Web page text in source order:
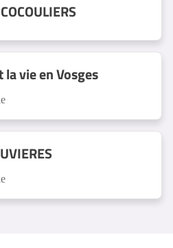
vie en Vosges